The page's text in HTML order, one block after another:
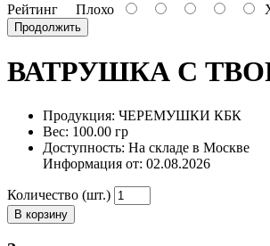
Рейтинг Плохо
Продолжить
ВАТРУШКА С
Продукция: ЧЕРЕМУШКИ КБК
Вес: 100.00 гр
Доступность: На складе в Москве
Информация от: 02.08.2026
Количество (шт.)
В корзину